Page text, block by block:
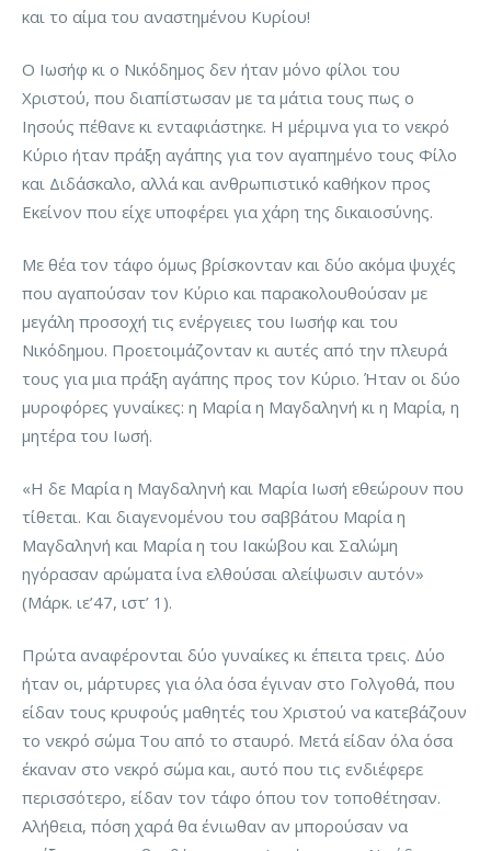
και το αίμα του αναστημένου Κυρίου!
Ο Ιωσήφ κι ο Νικόδημος δεν ήταν μόνο φίλοι του
Χριστού, που διαπίστωσαν με τα μάτια τους πως ο
Ιησούς πέθανε κι ενταφιάστηκε. Η μέριμνα για το νεκρό
Κύριο ήταν πράξη αγάπης για τον αγαπημένο τους Φίλο
και Διδάσκαλο, αλλά και ανθρωπιστικό καθήκον προς
Εκείνον που είχε υποφέρει για χάρη της δικαιοσύνης.
Με θέα τον τάφο όμως βρίσκονταν και δύο ακόμα ψυχές
που αγαπούσαν τον Κύριο και παρακολουθούσαν με
μεγάλη προσοχή τις ενέργειες του Ιωσήφ και του
Νικόδημου. Προετοιμάζονταν κι αυτές από την πλευρά
τους για μια πράξη αγάπης προς τον Κύριο. Ήταν οι δύο
μυροφόρες γυναίκες: η Μαρία η Μαγδαληνή κι η Μαρία, η
μητέρα του Ιωσή.
«Η δε Μαρία η Μαγδαληνή και Μαρία Ιωσή εθεώρουν που
τίθεται. Και διαγενομένου του σαββάτου Μαρία η
Μαγδαληνή και Μαρία η του Ιακώβου και Σαλώμη
ηγόρασαν αρώματα ίνα ελθούσαι αλείψωσιν αυτόν»
(Μάρκ. ιε’47, ιστ’ 1).
Πρώτα αναφέρονται δύο γυναίκες κι έπειτα τρεις. Δύο
ήταν οι, μάρτυρες για όλα όσα έγιναν στο Γολγοθά, που
είδαν τους κρυφούς μαθητές του Χριστού να κατεβάζουν
το νεκρό σώμα Του από το σταυρό. Μετά είδαν όλα όσα
έκαναν στο νεκρό σώμα και, αυτό που τις ενδιέφερε
περισσότερο, είδαν τον τάφο όπου τον τοποθέτησαν.
Αλήθεια, πόση χαρά θα ένιωθαν αν μπορούσαν να